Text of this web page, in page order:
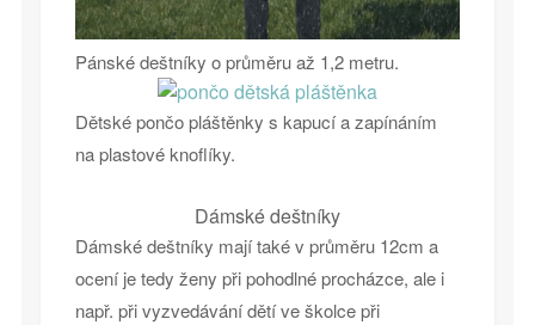
Pánské deštníky o průměru až 1,2 metru.
Dětské pončo pláštěnky s kapucí a zapínáním
na plastové knoflíky.
Dámské deštníky
Dámské deštníky mají také v průměru 12cm a
ocení je tedy ženy při pohodlné procházce, ale i
např. při vyzvedávání dětí ve školce při